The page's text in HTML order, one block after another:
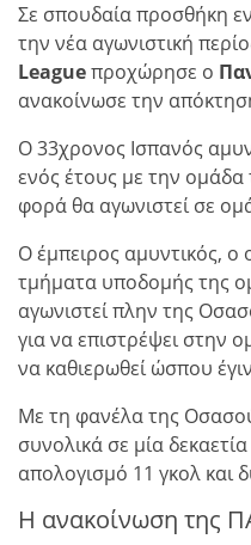
Σε σπουδαία προσθήκη
την νέα αγωνιστική
Leagueπροχώρησε ο
ανακοίνωσε την
Ο 33χρονος Ισπανός
ενός έτους με την ομάδα
φορά θα αγωνιστεί σε
Ο έμπειρος αμυντικός, ο
τμήματα υποδομής της
αγωνιστεί πλην της
για να επιστρέψει στην
να καθιερωθεί ώσπου
Με τη φανέλα της
συνολικά σε μία
απολογισμό 11 γκολ και
Η ανακοίνωση της